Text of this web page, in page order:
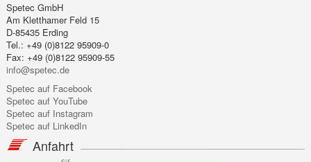
Spetec GmbH
Am Kletthamer Feld 15
D-85435 Erding
Tel.: +49 (0)8122 95909-0
Fax: +49 (0)8122 95909-55
info@spetec.de
Spetec auf Facebook
Spetec auf YouTube
Spetec auf Instagram
Spetec auf LinkedIn
Anfahrt